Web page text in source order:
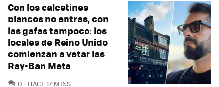
Con los calcetines
blancos no entras, con
las gafas tampoco: los
locales de Reino Unido
comienzan a vetar las
Ray-Ban Meta
0 COMENTARIOS
HACE 17 MINS